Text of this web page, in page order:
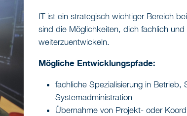
IT ist ein strategisch wichtiger Bereich
sind die Möglichkeiten, dich fachlich und
weiterzuentwickeln.
Mögliche Entwicklungspfade:
fachliche Spezialisierung in Betrieb,
Systemadministration
Übernahme von Projekt- oder